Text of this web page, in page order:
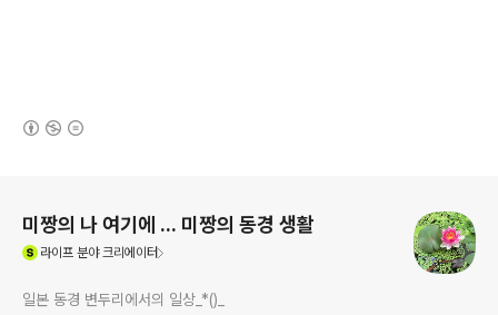
미짱의 나 여기에 ... 미짱의 동경 생활
라이프분야 크리에이터
일본 동경 변두리에서의 일상_*()_